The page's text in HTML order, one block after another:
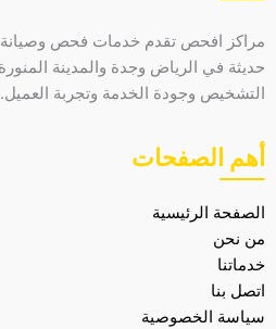
مراكز افحص تقدم خدمات فحص وصيانة
حديثة في الرياض وجدة والمدينة
التشخيص وجودة الخدمة وتجربة العميل.
أهم الصفحات
الصفحة الرئيسية
من نحن
خدماتنا
اتصل بنا
سياسة الخصوصية